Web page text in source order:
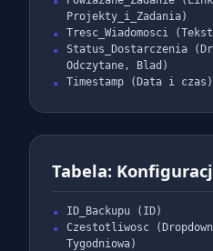
Projekty_i_Zadania)
Tresc_Wiadomosci
Status_Dostarczenia
Odczytane, Blad)
Timestamp (Data i czas)
Tabela:
ID_Backupu (ID)
Czestotliwosc
Tygodniowa)